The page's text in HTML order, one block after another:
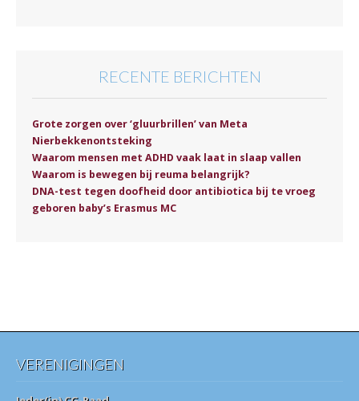
RECENTE BERICHTEN
Grote zorgen over ‘gluurbrillen’ van Meta
Nierbekkenontsteking
Waarom mensen met ADHD vaak laat in slaap vallen
Waarom is bewegen bij reuma belangrijk?
DNA-test tegen doofheid door antibiotica bij te vroeg
geboren baby’s Erasmus MC
VERENIGINGEN